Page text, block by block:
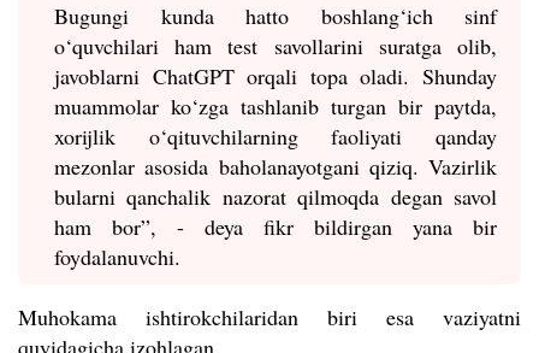
Bugungi kunda hatto boshlang‘ich sinf
o‘quvchilari ham test savollarini suratga olib,
javoblarni ChatGPT orqali topa oladi. Shunday
muammolar ko‘zga tashlanib turgan bir paytda,
xorijlik o‘qituvchilarning faoliyati qanday
mezonlar asosida baholanayotgani qiziq. Vazirlik
bularni qanchalik nazorat qilmoqda degan savol
ham bor”, - deya fikr bildirgan yana bir
foydalanuvchi.
Muhokama ishtirokchilaridan biri esa vaziyatni